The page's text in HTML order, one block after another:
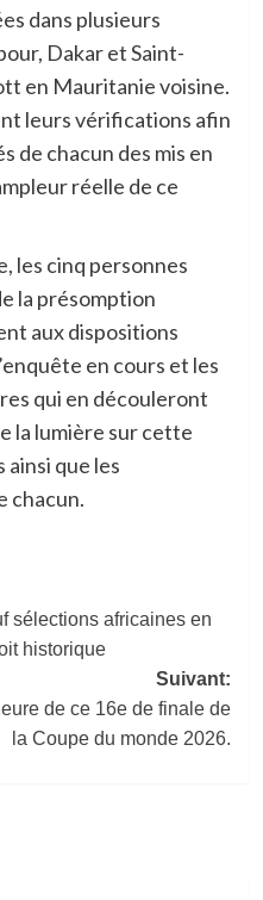
dans plusieurs
Dakar et Saint-
en Mauritanie voisine.
leurs vérifications afin
de chacun des mis en
réelle de ce
les cinq personnes
la présomption
aux dispositions
en cours et les
qui en découleront
la lumière sur cette
que les
chacun.
sélections africaines en
historique
Suivant:
de ce 16e de finale de
la Coupe du monde 2026.